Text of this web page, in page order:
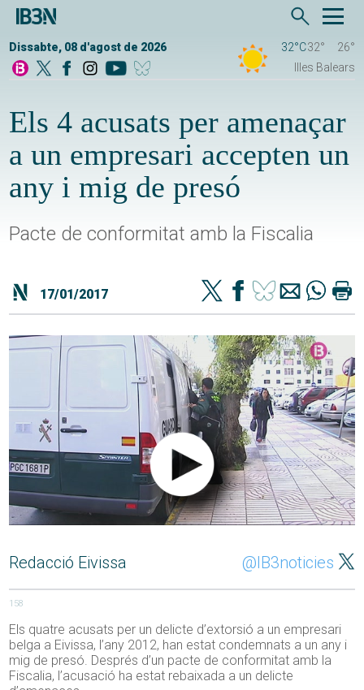
Dissabte, 08 d'agost de 2026 32°C32°
26°
Illes Balears
Els 4 acusats per amenaçar
a un empresari accepten un
any i mig de presó
Pacte de conformitat amb la Fiscalia
17/01/2017
Redacció Eivissa @IB3noticies
158
Els quatre acusats per un delicte d’extorsió a un empresari
belga a Eivissa, l’any 2012, han estat condemnats a un any i
mig de presó. Després d’un pacte de conformitat amb la
Fiscalia, l’acusació ha estat rebaixada a un delicte